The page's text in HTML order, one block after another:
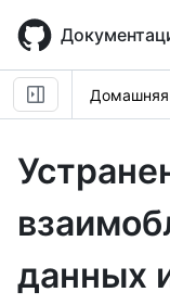
main
content
Домашняя
данных